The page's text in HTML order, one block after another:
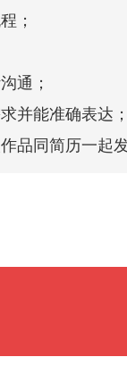
；
通；
并能准确表达；
品同简历一起